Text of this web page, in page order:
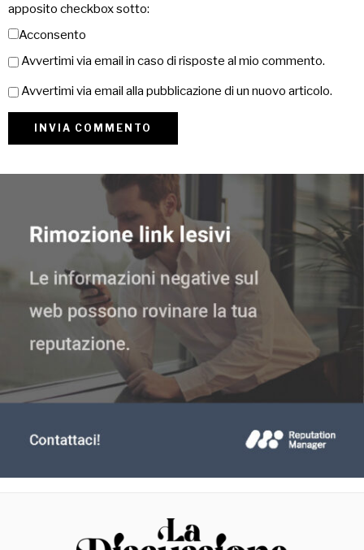
apposito checkbox sotto:
Acconsento
Avvertimi via email in caso di risposte al mio commento.
Avvertimi via email alla pubblicazione di un nuovo articolo.